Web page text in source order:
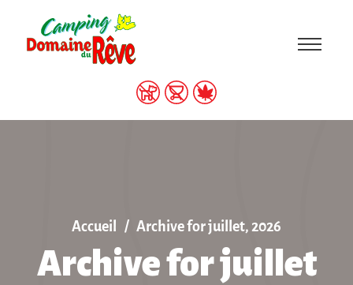
Accueil Archive for juillet, 2026
Archive for juillet